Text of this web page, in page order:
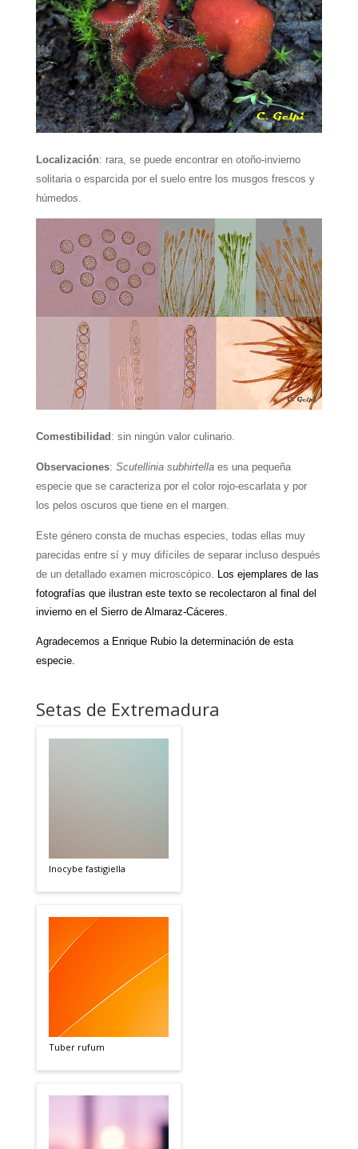
Localización: rara, se puede encontrar en otoño-invierno
solitaria o esparcida por el suelo entre los musgos frescos y
húmedos.
Comestibilidad : sin ningún valor culinario.
Observaciones: Scutellinia subhirtella es una pequeña
especie que se caracteriza por el color rojo-escarlata y por
los pelos oscuros que tiene en el margen.
Este género consta de muchas especies, todas ellas muy
parecidas entre sí y muy difíciles de separar incluso después
de un detallado examen microscópico. Los ejemplares de las
fotografías que ilustran este texto se recolectaron al final del
invierno en el Sierro de Almaraz-Cáceres.
Agradecemos a Enrique Rubio la determinación de esta
especie.
Setas de Extremadura
Inocybe fastigiella
Tuber rufum